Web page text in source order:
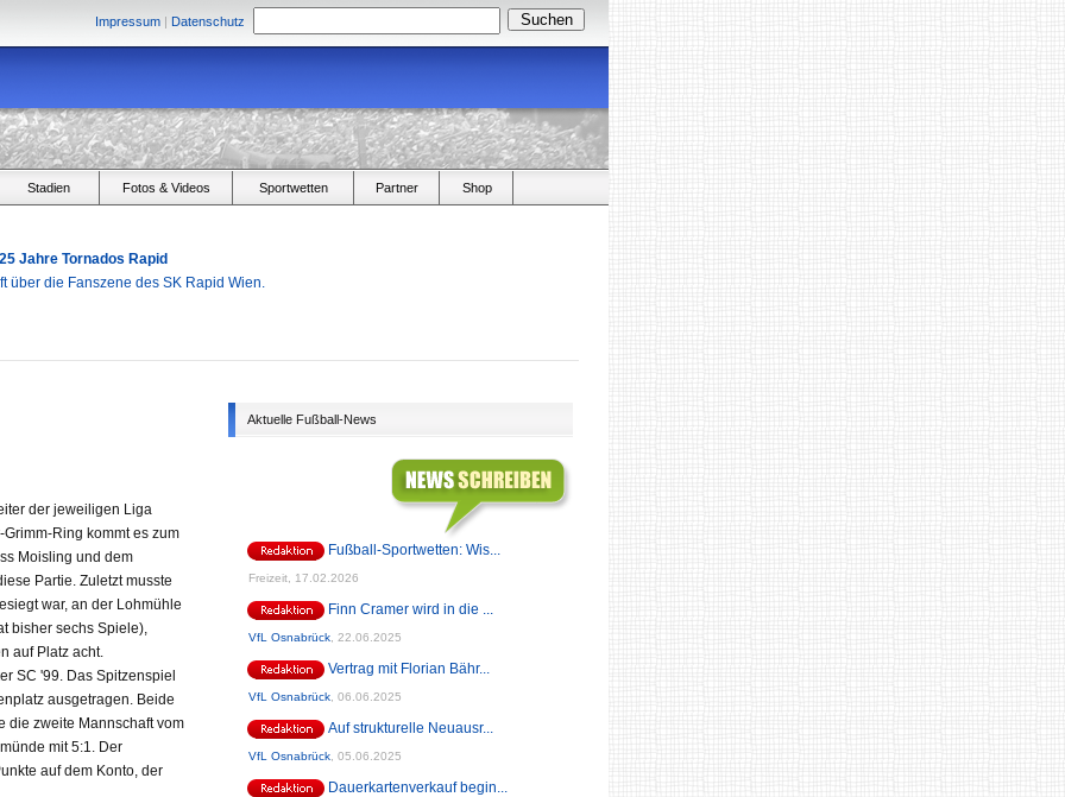
Impressum | Datenschutz
Stadien Fotos & Videos Sportwetten Partner Shop
Jahre Tornados Rapid
über die Fanszene des SK Rapid Wien.
der jeweiligen Liga
Ring kommt es zum
Moisling und dem
Partie. Zuletzt musste
war, an der Lohmühle
bisher sechs Spiele),
auf Platz acht.
SC '99. Das Spitzenspiel
ausgetragen. Beide
die zweite Mannschaft vom
mit 5:1. Der
auf dem Konto, der
Aktuelle Fußball-News
Fußball-Sportwetten: Wis...
Freizeit, 17.02.2026
Finn Cramer wird in die ...
VfL Osnabrück 22.06.2025
Vertrag mit Florian Bähr...
VfL Osnabrück 06.06.2025
Auf strukturelle Neuausr...
VfL Osnabrück 05.06.2025
Dauerkartenverkauf begin...